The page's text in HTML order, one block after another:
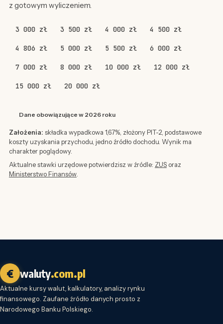
z gotowym wyliczeniem.
3 000 zł 3 500 zł 4 000 zł 4 500 zł
4 806 zł 5 000 zł 5 500 zł 6 000 zł
7 000 zł 8 000 zł 10 000 zł 12 000 zł
15 000 zł 20 000 zł
Dane obowiązujące w 2026 roku
Założenia: składka wypadkowa 1,67%, złożony PIT-2, podstawowe
koszty uzyskania przychodu, jedno źródło dochodu. Wynik ma
charakter poglądowy.
Aktualne stawki urzędowe potwierdzisz w źródle: ZUSoraz
Ministerstwo Finansów.
€ waluty.com.pl
Aktualne kursy walut, kalkulatory, analizy rynku
finansowego. Zaufane źródło danych prosto z
Narodowego Banku Polskiego.